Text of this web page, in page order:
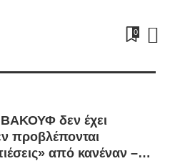
0
δεν έχει
προβλέπονται
από κανέναν –